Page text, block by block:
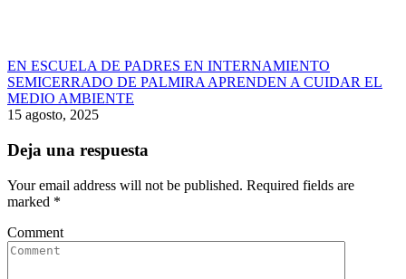
EN ESCUELA DE PADRES EN INTERNAMIENTO
SEMICERRADO DE PALMIRA APRENDEN A CUIDAR EL
MEDIO AMBIENTE
15 agosto, 2025
Deja una respuesta
Your email address will not be published. Required fields are
marked *
Comment